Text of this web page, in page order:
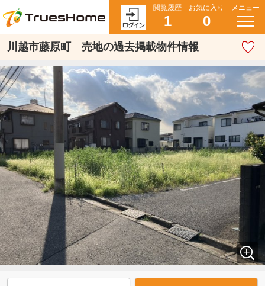
閲覧履歴
1
お気に入り
0
メニュー
川越市藤原町 売地の過去掲載物件情報